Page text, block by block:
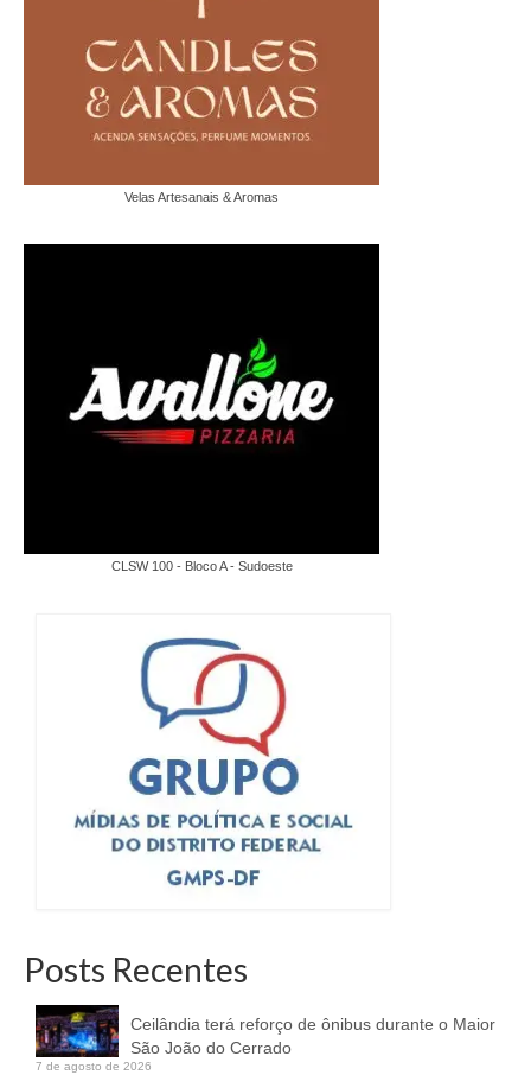
Velas Artesanais & Aromas
CLSW 100 - Bloco A - Sudoeste
Posts Recentes
Ceilândia terá reforço de ônibus durante o Maior
São João do Cerrado
7 de agosto de 2026